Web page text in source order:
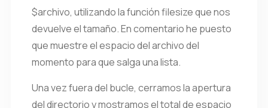
$archivo, utilizando la función filesize que nos
devuelve el tamaño. En comentario he puesto
que muestre el espacio del archivo del
momento para que salga una lista.
Una vez fuera del bucle, cerramos la apertura
del directorio y mostramos el total de espacio